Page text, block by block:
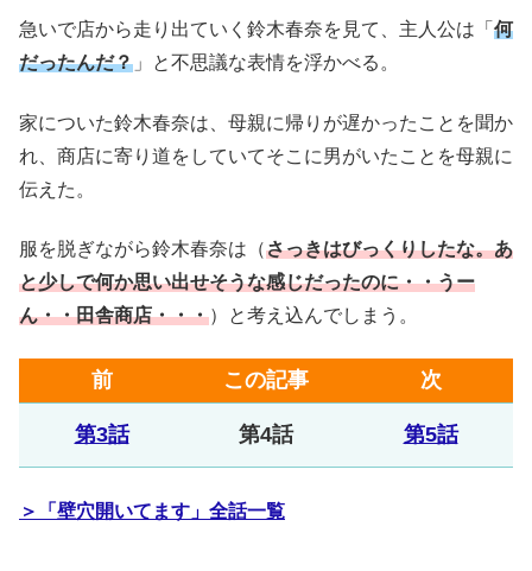
急いで店から走り出ていく鈴木春奈を見て、主人公は「 何
だったんだ？ 」と不思議な表情を浮かべる。
家についた鈴木春奈は、母親に帰りが遅かったことを聞か
れ、商店に寄り道をしていてそこに男がいたことを母親に
伝えた。
服を脱ぎながら鈴木春奈は（さっきはびっくりしたな。あ
と少しで何か思い出せそうな感じだったのに・・うー
ん・・田舎商店・・・）と考え込んでしまう。
前 この記事 次
第3話 第4話 第5話
＞「壁穴開いてます」全話一覧